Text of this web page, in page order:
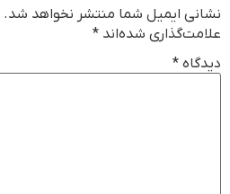
نشانی ایمیل شما منتشر نخواهد شد.
علامت‌گذاری شده‌اند *
دیدگاه *